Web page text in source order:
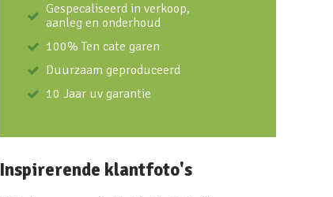
Gespecaliseerd in verkoop,
aanleg en onderhoud
100% Ten cate garen
Duurzaam geproduceerd
10 Jaar uv garantie
Inspirerende klantfoto's